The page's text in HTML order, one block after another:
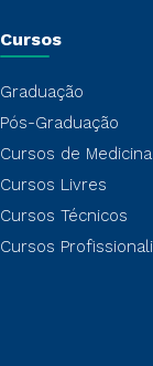
Cursos
Graduação
Pós-Graduação
Cursos de Medicina
Cursos Livres
Cursos Técnicos
Cursos